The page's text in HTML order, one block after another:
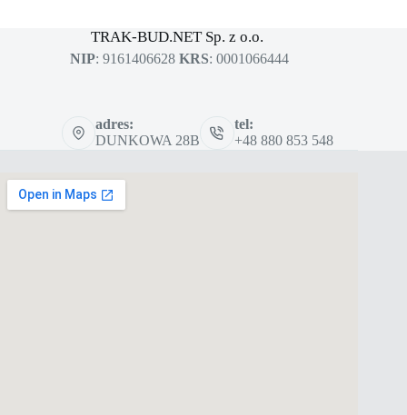
TRAK-BUD.NET Sp. z o.o.
NIP: 9161406628 KRS: 0001066444
adres:
DUNKOWA 28B
tel:
+48 880 853 548